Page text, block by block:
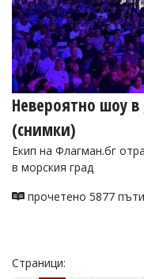
Невероятно шоу в
(снимки)
Екип на Флагман.бг
в морския град
прочетено 5877 пъти
Страници: